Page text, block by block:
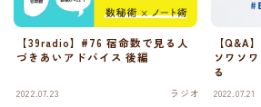
【39radio】#76 宿命数で見る人
づきあいアドバイス 後編
2022.07.23 ラジオ
【Q&A
ソワソ
る
2022.07.21